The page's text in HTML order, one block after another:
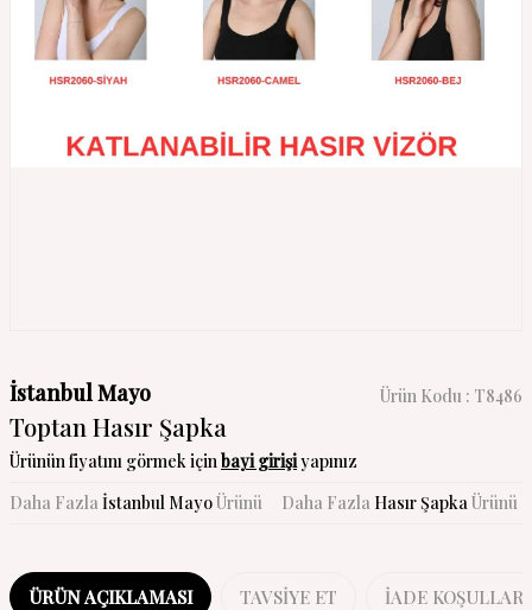
İstanbul Mayo Ürün Kodu : T8486
Toptan Hasır Şapka
Ürünün fiyatını görmek içinbayi girişiyapınız
Daha Fazlaİstanbul MayoÜrünü Daha Fazla Hasır ŞapkaÜrünü
ÜRÜN AÇIKLAMASI TAVSIYE ET İADE KOŞULLARI